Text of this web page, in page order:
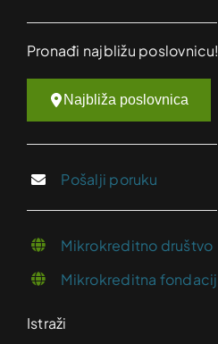
Pronađi najbližu poslovnicu!
Najbliža poslovnica
Pošalji poruku
Mikrokreditno društvo
Mikrokreditna
Istraži